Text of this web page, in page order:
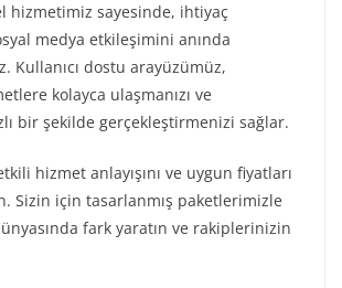
hizmetimiz sayesinde, ihtiyaç
medya etkileşimini anında
Kullanıcı dostu arayüzümüz,
kolayca ulaşmanızı ve
bir şekilde gerçekleştirmenizi sağlar.
hizmet anlayışını ve uygun fiyatları
Sizin için tasarlanmış paketlerimizle
fark yaratın ve rakiplerinizin